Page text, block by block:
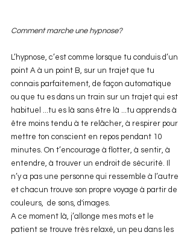
Comment marche une hypnose?
L’hypnose, c’est comme lorsque tu conduis d’un
point A à un point B, sur un trajet que tu
connais parfaitement, de façon automatique
ou que tu es dans un train sur un trajet qui est
habituel ...tu es là sans être là ...tu apprends à
être moins tendu à te relâcher, à respirer pour
mettre ton conscient en repos pendant 10
minutes. On t’encourage à flotter, à sentir, à
entendre, à trouver un endroit de sécurité. Il
n’y a pas une personne qui ressemble à l’autre
et chacun trouve son propre voyage à partir de
couleurs,  de sons, d'images.
A ce moment là, j’allonge mes mots et le
patient se trouve très relaxé, un peu dans les